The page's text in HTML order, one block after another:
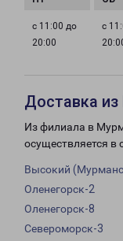
с 11:00 до
20:00
с
Доставка
Из филиала в
осуществляется в
Высокий
Оленегорск-2
Оленегорск-8
Североморск-3